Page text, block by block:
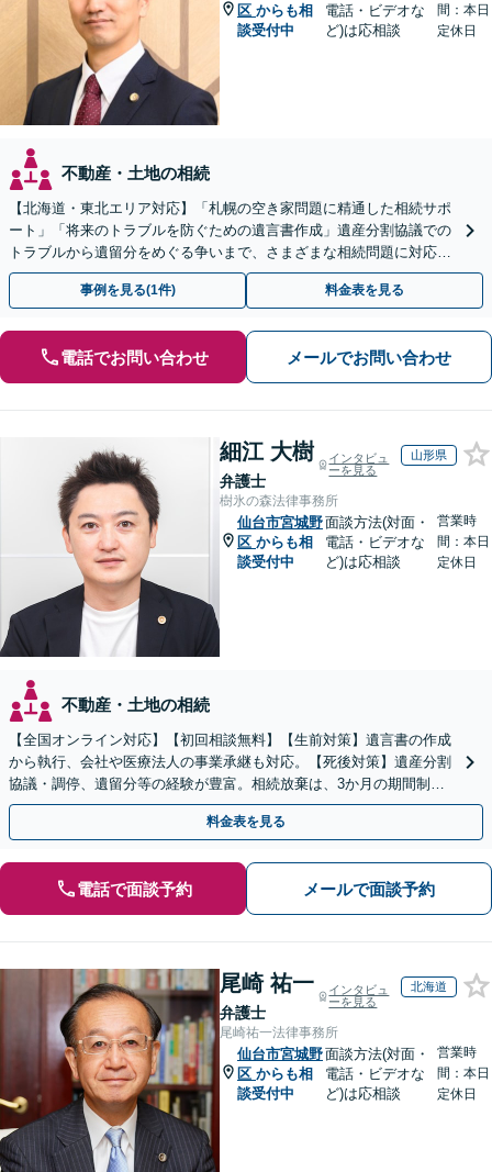
区 からも相
談受付中
電話・ビデオな
ど)は応相談
間：本日
定休日
不動産・土地の相続
【北海道・東北エリア対応】「札幌の空き家問題に精通した相続サポ
ート」「将来のトラブルを防ぐための遺言書作成」遺産分割協議での
トラブルから遺留分をめぐる争いまで、さまざまな相続問題に対応し
ています「アクセス良好・WEB面談対応で安心の相談」
事例を見る(1件) 料金表を見る
電話でお問い合わせ メールでお問い合わせ
細江 大樹
弁護士
インタビュ
ーを見る
山形県
樹氷の森法律事務所
仙台市宮城野
区 からも相
談受付中
面談方法(対面・
電話・ビデオな
ど)は応相談
営業時
間：本日
定休日
不動産・土地の相続
【全国オンライン対応】【初回相談無料】【生前対策】遺言書の作成
から執行、会社や医療法人の事業承継も対応。【死後対策】遺産分割
協議・調停、遺留分等の経験が豊富。相続放棄は、3か月の期間制限
があるため、お早めにご相談ください。【無料駐車場あり】
料金表を見る
電話で面談予約 メールで面談予約
尾崎 祐一
弁護士
インタビュ
ーを見る
北海道
尾崎祐一法律事務所
仙台市宮城野
区 からも相
談受付中
面談方法(対面・
電話・ビデオな
ど)は応相談
営業時
間：本日
定休日